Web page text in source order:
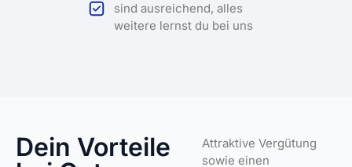
sind ausreichend, alles
weitere lernst du bei uns
Dein Vorteile
Attraktive Vergütung
sowie einen